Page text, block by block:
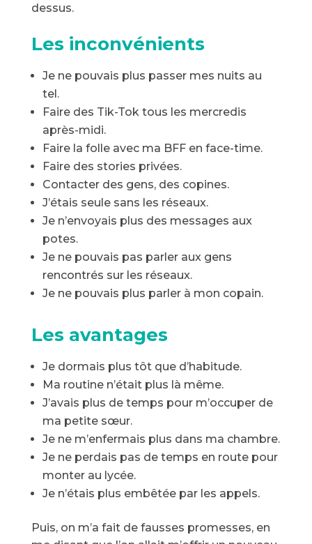
dessus.
Les inconvénients
Je ne pouvais plus passer mes nuits au
tel.
Faire des Tik-Tok tous les mercredis
après-midi.
Faire la folle avec ma BFF en face-time.
Faire des stories privées.
Contacter des gens, des copines.
J’étais seule sans les réseaux.
Je n’envoyais plus des messages aux
potes.
Je ne pouvais pas parler aux gens
rencontrés sur les réseaux.
Je ne pouvais plus parler à mon copain.
Les avantages
Je dormais plus tôt que d’habitude.
Ma routine n’était plus là même.
J’avais plus de temps pour m’occuper de
ma petite sœur.
Je ne m’enfermais plus dans ma chambre.
Je ne perdais pas de temps en route pour
monter au lycée.
Je n’étais plus embêtée par les appels.
Puis, on m’a fait de fausses promesses, en